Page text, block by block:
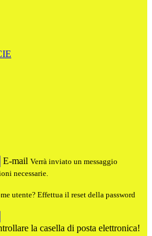
E-mail Verrà inviato un messaggio
necessarie.
utente? Effettua il reset della password
la casella di posta elettronica!